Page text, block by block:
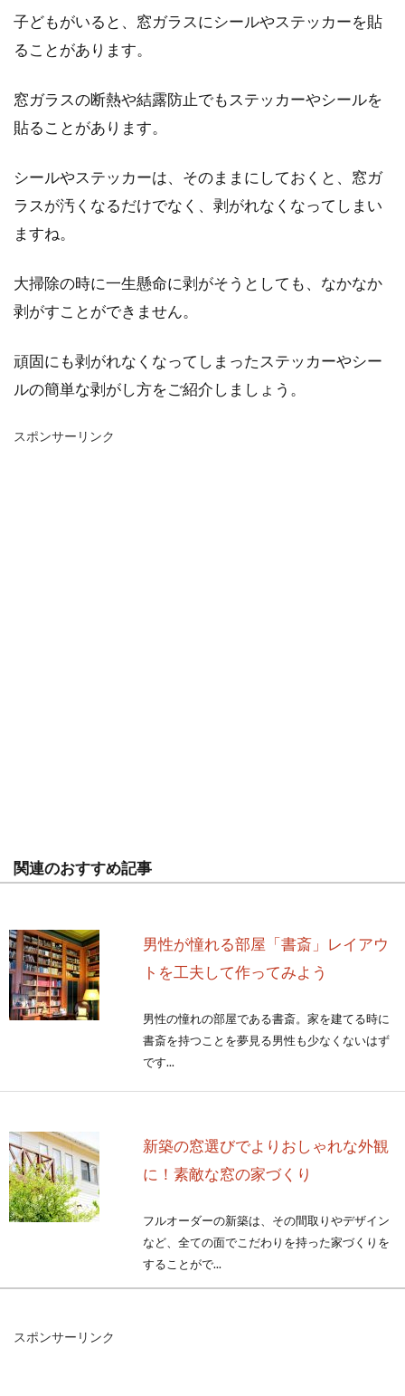
子どもがいると、窓ガラスにシールやステッカーを貼
ることがあります。
窓ガラスの断熱や結露防止でもステッカーやシールを
貼ることがあります。
シールやステッカーは、そのままにしておくと、窓ガ
ラスが汚くなるだけでなく、剥がれなくなってしまい
ますね。
大掃除の時に一生懸命に剥がそうとしても、なかなか
剥がすことができません。
頑固にも剥がれなくなってしまったステッカーやシー
ルの簡単な剥がし方をご紹介しましょう。
スポンサーリンク
関連のおすすめ記事
男性が憧れる部屋「書斎」レイアウ
トを工夫して作ってみよう
男性の憧れの部屋である書斎。家を建てる時に
書斎を持つことを夢見る男性も少なくないはず
です...
新築の窓選びでよりおしゃれな外観
に！素敵な窓の家づくり
フルオーダーの新築は、その間取りやデザイン
など、全ての面でこだわりを持った家づくりを
することがで...
スポンサーリンク